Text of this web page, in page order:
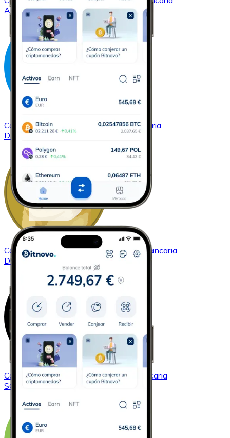
ADA
ComprarDash
con transferencia bancaria
DASH
ComprarDogecoincon transferencia bancaria
DOGE
ComprarSolana
con transferencia bancaria
SOL